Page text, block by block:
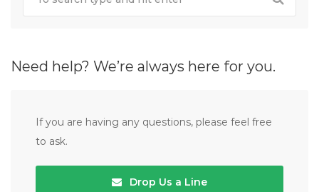
Need help? We’re always here for you.
If you are having any questions, please feel free
to ask.
Drop Us a Line